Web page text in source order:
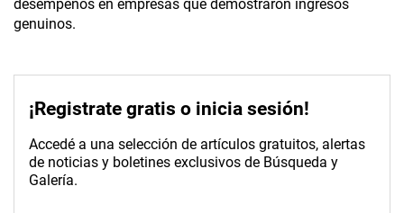
desempeños en empresas que demostraron ingresos
genuinos.
¡Registrate gratis o inicia sesión!
Accedé a una selección de artículos gratuitos, alertas
de noticias y boletines exclusivos de Búsqueda y
Galería.